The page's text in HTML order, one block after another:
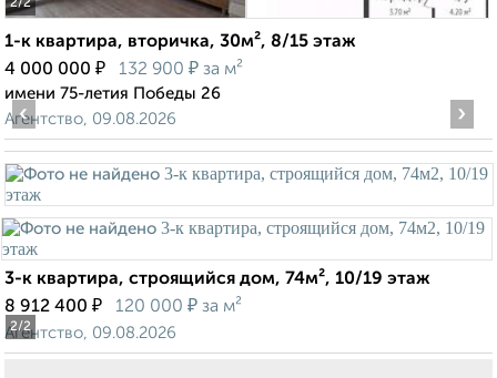
2/2
1-к квартира, вторичка, 30м², 8/15 этаж
4 000 000 ₽ 132 900 ₽ за м²
имени 75-летия Победы 26
Агентство, 09.08.2026
2/2
‹ ›
3-к квартира, строящийся дом, 74м², 10/19 этаж
8 912 400 ₽ 120 000 ₽ за м²
Агентство, 09.08.2026